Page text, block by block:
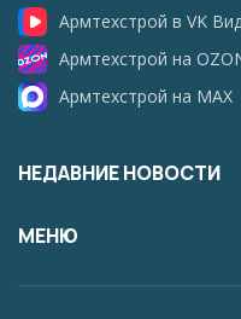
Армтехстрой в VK
Армтехстрой на
Армтехстрой на MAX
НЕДАВНИЕ НОВОСТИ
МЕНЮ